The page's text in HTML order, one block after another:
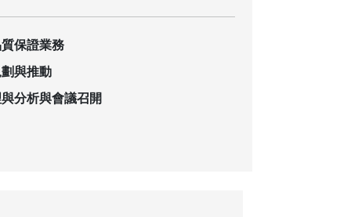
保證業務
與推動
分析與會議召開